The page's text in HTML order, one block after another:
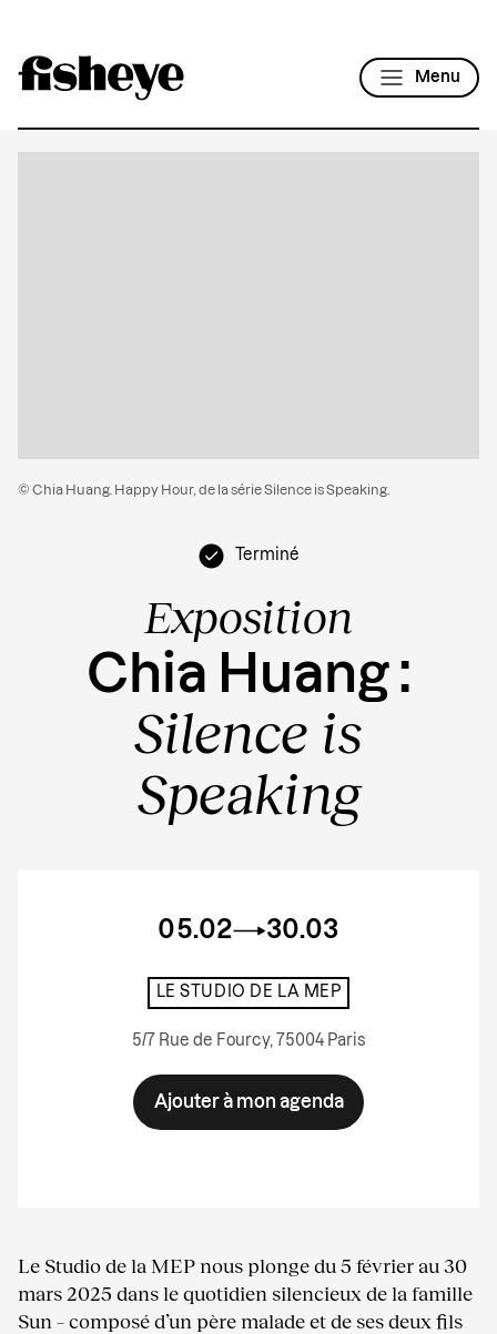
Menu
Terminé
Exposition
Chia Huang :
Silence is
Speaking
05.02 30.03
LE STUDIO DE LA MEP
5/7 Rue de Fourcy, 75004 Paris
Ajouter à mon agenda
Le Studio de la MEP nous plonge du 5 février au 30
mars 2025 dans le quotidien silencieux de la famille
Sun – composé d’un père malade et de ses deux fils
© Chia Huang. Happy Hour, de la série Silence is Speaking.